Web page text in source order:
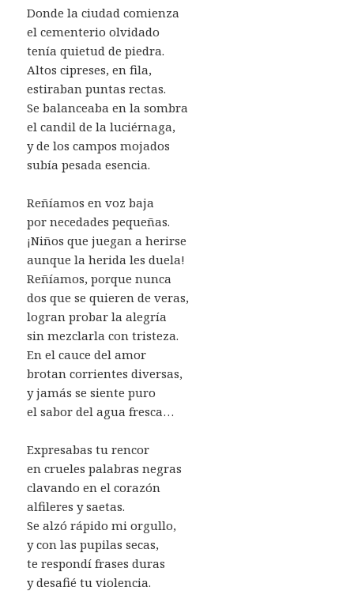
Donde la ciudad comienza
el cementerio olvidado
tenía quietud de piedra.
Altos cipreses, en fila,
estiraban puntas rectas.
Se balanceaba en la sombra
el candil de la luciérnaga,
y de los campos mojados
subía pesada esencia.
Reñíamos en voz baja
por necedades pequeñas.
¡Niños que juegan a herirse
aunque la herida les duela!
Reñíamos, porque nunca
dos que se quieren de veras,
logran probar la alegría
sin mezclarla con tristeza.
En el cauce del amor
brotan corrientes diversas,
y jamás se siente puro
el sabor del agua fresca…
Expresabas tu rencor
en crueles palabras negras
clavando en el corazón
alfileres y saetas.
Se alzó rápido mi orgullo,
y con las pupilas secas,
te respondí frases duras
y desafié tu violencia.